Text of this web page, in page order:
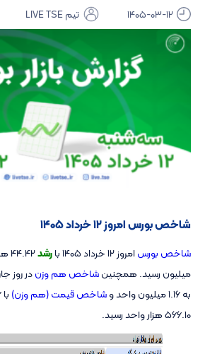
1405-03-12 تیم LIVE TSE
شاخص بورس امروز ۱۲ خرداد ۱۴۰۵
شاخص بورسامروز ۱۲ خرداد ۱۴۰۵ با رشد
میلیون رسید. همچنینشاخص هم وزندر روز جاری با
به 1.16 میلیون واحد و
شاخص قیمت (هم وزن) با 5.06 هزار واحد
566.10 هزار واحد رسید.